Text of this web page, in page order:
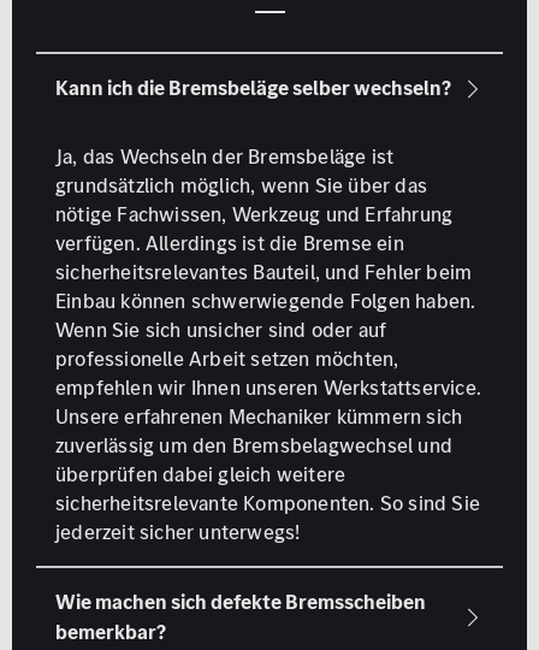
Ja, das Wechseln der Bremsbeläge ist
grundsätzlich möglich, wenn Sie über das
nötige Fachwissen, Werkzeug und Erfahrung
verfügen. Allerdings ist die Bremse ein
sicherheitsrelevantes Bauteil, und Fehler beim
Einbau können schwerwiegende Folgen haben.
Wenn Sie sich unsicher sind oder auf
professionelle Arbeit setzen möchten,
empfehlen wir Ihnen unseren Werkstattservice.
Unsere erfahrenen Mechaniker kümmern sich
zuverlässig um den Bremsbelagwechsel und
überprüfen dabei gleich weitere
sicherheitsrelevante Komponenten. So sind Sie
jederzeit sicher unterwegs!